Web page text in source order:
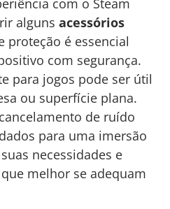
alguns acessórios
proteção é essencial
com segurança.
para jogos pode ser útil
ou superfície plana.
de ruído
para uma imersão
necessidades e
melhor se adequam